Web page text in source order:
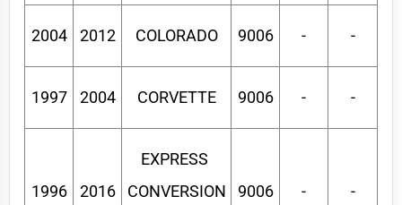
2004 2012 COLORADO 9006 - -
1997 2004 CORVETTE 9006 - -
1996 2016
EXPRESS
CONVERSION
9006 - -